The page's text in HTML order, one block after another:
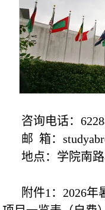
咨询电话：
邮 箱：
地点：学院南
附件1：2026